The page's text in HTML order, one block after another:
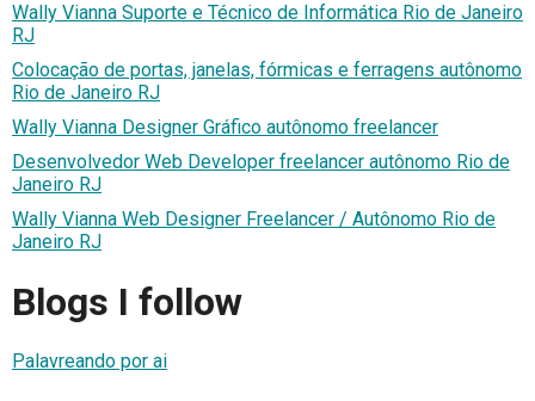
Wally Vianna Suporte e Técnico de Informática Rio de Janeiro
RJ
Colocação de portas, janelas, fórmicas e ferragens autônomo
Rio de Janeiro RJ
Wally Vianna Designer Gráfico autônomo freelancer
Desenvolvedor Web Developer freelancer autônomo Rio de
Janeiro RJ
Wally Vianna Web Designer Freelancer / Autônomo Rio de
Janeiro RJ
Blogs I follow
Palavreando por ai